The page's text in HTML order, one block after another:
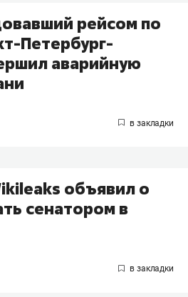
рейсом по
Петербург-
аварийную
объявил о
сенатором в